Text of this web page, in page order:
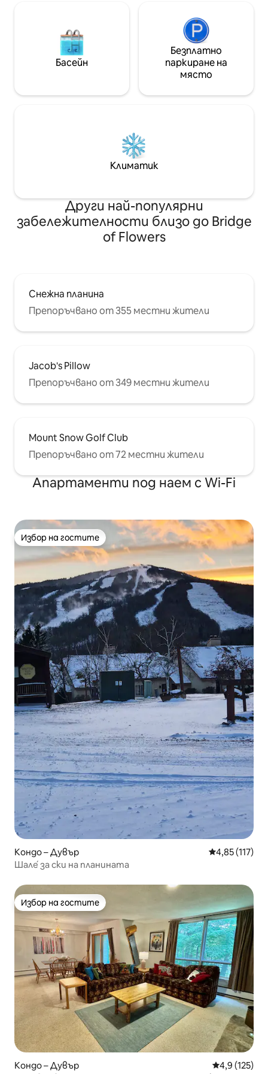
Басейн
Безплатно
паркиране на
място
Климатик
Други най-популярни
забележителности близо до Bridge
of Flowers
Снежна планина
Препоръчвано от 355 местни жители
Jacob's Pillow
Препоръчвано от 349 местни жители
Mount Snow Golf Club
Препоръчвано от 72 местни жители
Апартаменти под наем с Wi-Fi
Избор на гостите
Избор на гостите
Кондо – Дувър Средна
4,85 (117)
Шале́ за ски на планината
Избор на гостите
Избор на гостите
Кондо – Дувър Средна
4,9 (125)